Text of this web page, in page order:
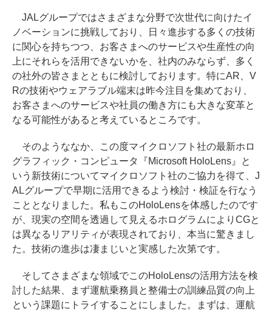
JALグループではさまざまな分野で次世代に向けたイ
ノベーションに挑戦しており、日々進歩する多くの技術
に関心を持ちつつ、お客さまへのサービスや生産性の向
上にそれらを活用できないかを、社内のみならず、多く
の社外の皆さまとともに検討しております。特にAR、V
Rの技術やウェアラブル端末は昨今注目を集めており、
お客さまへのサービスや社員の働き方にも大きな変革と
なる可能性があると考えているところです。
そのようななか、この度マイクロソフト社の最新ホロ
グラフィック・コンピュータ『Microsoft HoloLens』と
いう新技術についてマイクロソフト社のご協力を得て、J
ALグループで早期に活用できるよう検討・検証を行なう
こととなりました。私もこのHoloLensを体感したのです
が、現実の空間を透過して見えるホログラムによりCGと
は異なるリアリティが表現されており、本当に驚きまし
た。技術の進歩は凄まじいと実感した次第です。
そしてさまざまな領域でこのHoloLensの活用方法を検
討した結果、まず運航乗務員と整備士の訓練品質の向上
という課題にトライすることにしました。まずは、運航